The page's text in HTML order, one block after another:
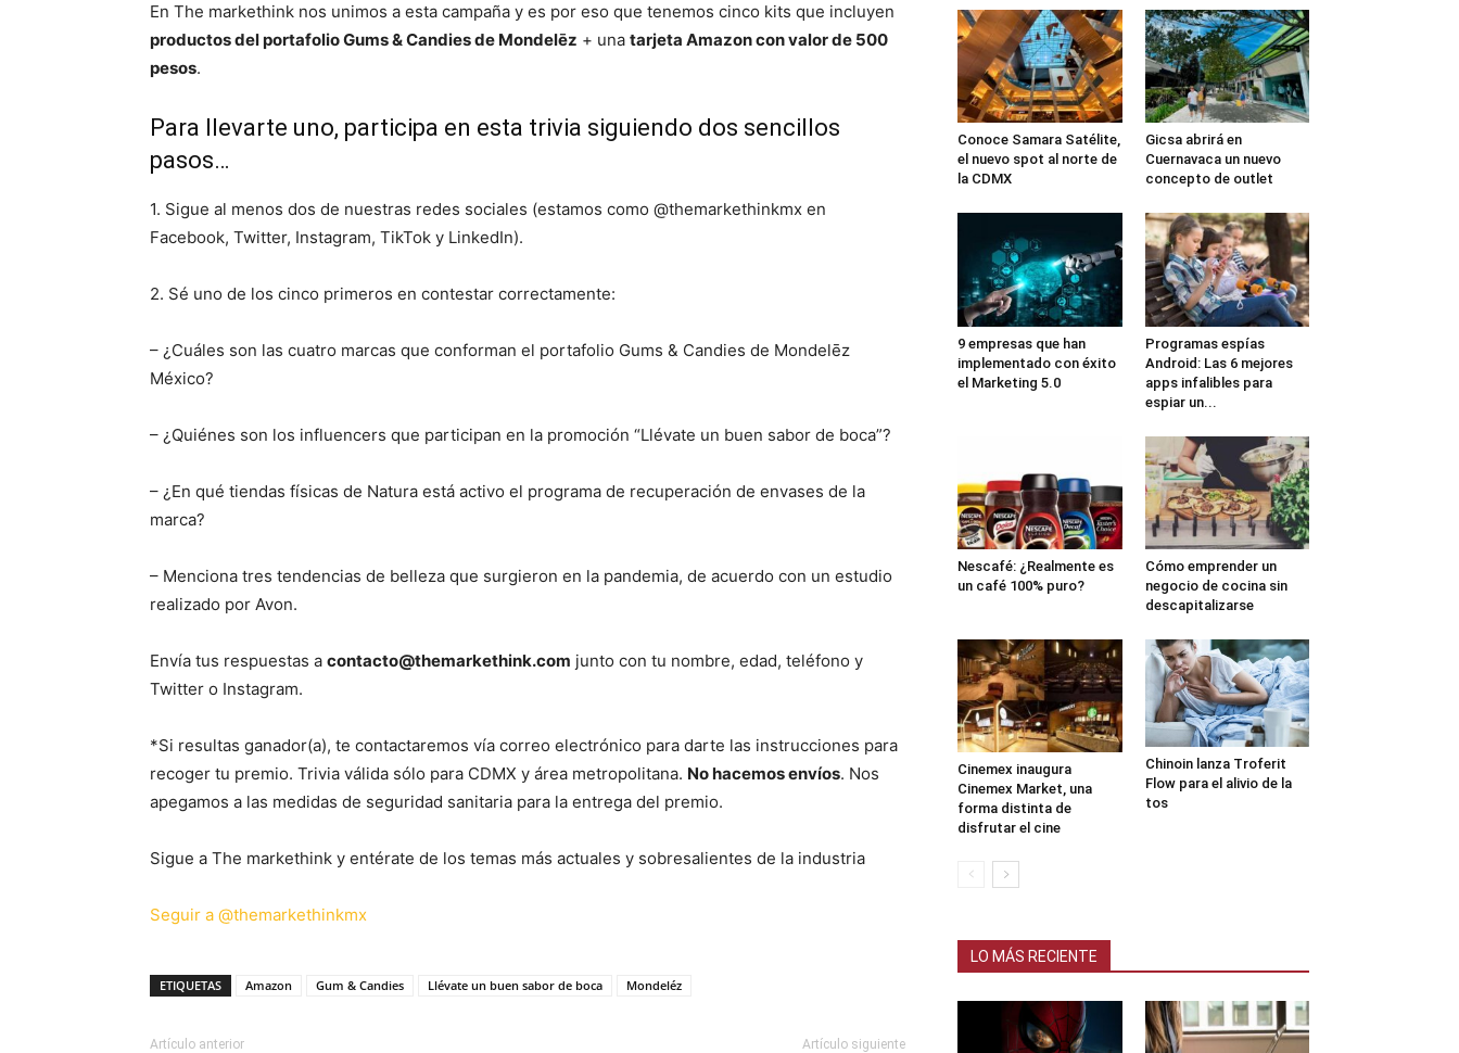
En The markethink nos unimos a esta campaña y es por eso que tenemos cinco kits que incluyen
productos del portafolio Gums & Candies de Mondelēz + una tarjeta Amazon con valor de 500
pesos.
Para llevarte uno, participa en esta trivia siguiendo dos sencillos
pasos…
1. Sigue al menos dos de nuestras redes sociales (estamos como @themarkethinkmx en
Facebook, Twitter, Instagram, TikTok y LinkedIn).
2. Sé uno de los cinco primeros en contestar correctamente:
– ¿Cuáles son las cuatro marcas que conforman el portafolio Gums & Candies de Mondelēz
México?
– ¿Quiénes son los influencers que participan en la promoción “Llévate un buen sabor de boca”?
– ¿En qué tiendas físicas de Natura está activo el programa de recuperación de envases de la
marca?
– Menciona tres tendencias de belleza que surgieron en la pandemia, de acuerdo con un estudio
realizado por Avon.
Envía tus respuestas a contacto@themarkethink.com junto con tu nombre, edad, teléfono y
Twitter o Instagram.
*Si resultas ganador(a), te contactaremos vía correo electrónico para darte las instrucciones para
recoger tu premio. Trivia válida sólo para CDMX y área metropolitana. No hacemos envíos. Nos
apegamos a las medidas de seguridad sanitaria para la entrega del premio.
Sigue a The markethink y entérate de los temas más actuales y sobresalientes de la industria
Seguir a @themarkethinkmx
ETIQUETAS Amazon Gum & Candies Llévate un buen sabor de boca Mondeléz
Artículo anterior Artículo siguiente
Conoce Samara Satélite,
el nuevo spot al norte de
la CDMX
Gicsa abrirá en
Cuernavaca un nuevo
concepto de outlet
9 empresas que han
implementado con éxito
el Marketing 5.0
Programas espías
Android: Las 6 mejores
apps infalibles para
espiar un...
Nescafé: ¿Realmente es
un café 100% puro?
Cómo emprender un
negocio de cocina sin
descapitalizarse
Cinemex inaugura
Cinemex Market, una
forma distinta de
disfrutar el cine
Chinoin lanza Troferit
Flow para el alivio de la
tos
LO MÁS RECIENTE